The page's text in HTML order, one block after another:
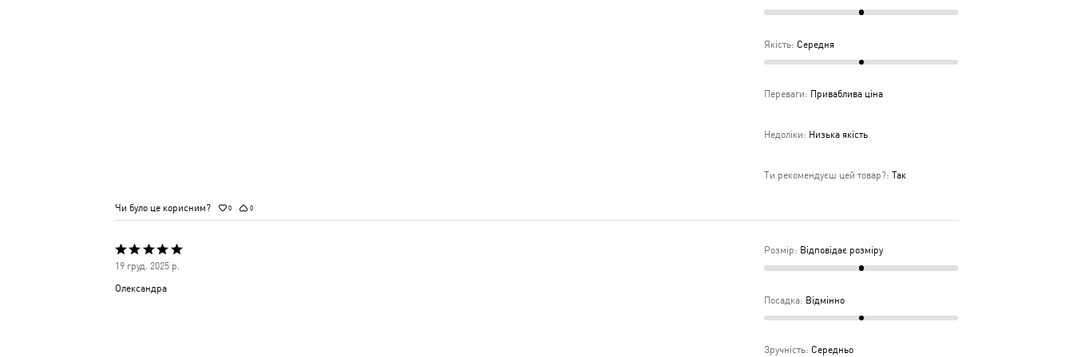
Якість: Середня
Переваги: Приваблива ціна
Недоліки: Низька якість
Ти рекомендуєш цей товар?: Так
Чи було це корисним? 0 0
Оцінено
19 груд. 2025 р.
Олександра
Розмір: Відповідає розміру
Посадка: Відмінно
Зручність: Середньо